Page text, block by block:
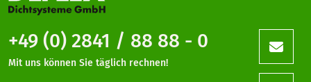
+49 (0) 2841 / 88 88 - 0
Mit uns können Sie täglich rechnen!